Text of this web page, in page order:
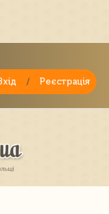
/ Реєстрація